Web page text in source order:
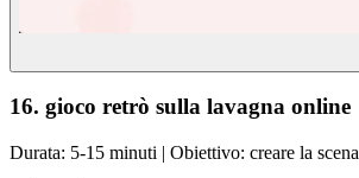
16. gioco retrò sulla lavagna online
Durata: 5-15 minuti | Obiettivo: creare la scena